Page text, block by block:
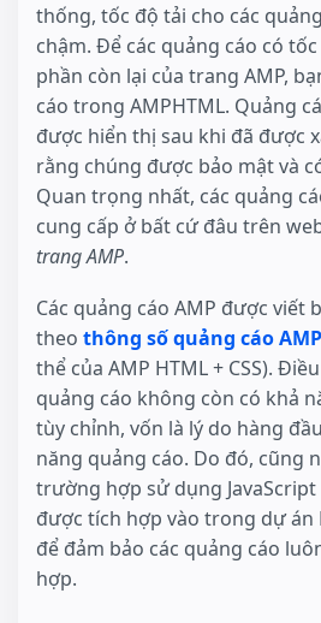
thống, tốc độ tải cho các
chậm. Để các quảng cáo có
phần còn lại của trang AMP,
cáo trong AMPHTML. Quảng
được hiển thị sau khi đã được
rằng chúng được bảo mật và
Quan trọng nhất, các quảng
cung cấp ở bất cứ đâu trên
trang AMP.
Các quảng cáo AMP được viết
theo thông số quảng cáo
thể của AMP HTML + CSS).
quảng cáo không còn có khả
tùy chỉnh, vốn là lý do hàng
năng quảng cáo. Do đó, cũng
trường hợp sử dụng
được tích hợp vào trong dự án
để đảm bảo các quảng cáo
hợp.